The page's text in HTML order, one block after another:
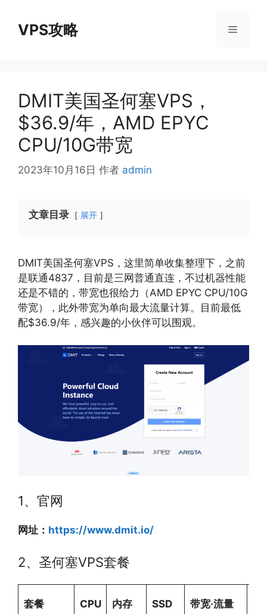
VPS攻略 菜
DMIT美国圣何塞VPS，
$36.9/年，AMD EPYC
CPU/10G带宽
2023年10月16日 作者 admin
文章目录 展开
DMIT美国圣何塞VPS，这里简单收集整理下，之前
是联通4837，目前是三网普通直连，不过机器性能
还是不错的，带宽也很给力（AMD EPYC CPU/10G
带宽），此外带宽为单向最大流量计算。目前最低
配$36.9/年，感兴趣的小伙伴可以围观。
1、官网
网址： https://www.dmit.io/
2、圣何塞VPS套餐
套餐 CPU 内存 SSD 带宽·流量